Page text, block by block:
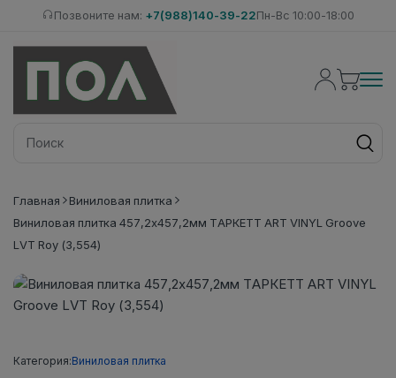
Позвоните нам: +7(988)140-39-22Пн-Вс 10:00-18:00
Главная
Виниловая плитка
Виниловая плитка 457,2x457,2мм ТАРКЕТТ ART VINYL Groove
LVT Roy (3,554)
Категория:Виниловая плитка